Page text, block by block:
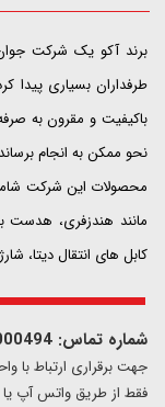
​​​​​​​برند آکو یک شرکت جوان
طرفداران بسیاری پیدا
باکیفیت و مقرون به
نحو ممکن به انجام
محصولات این شرکت شامل
مانند هندزفری، هدست
کابل های انتقال دیتا،
شماره تماس: 90000494
​​جهت برقراری ارتباط با
فقط از طریق واتس آپ یا ایتا با شماره